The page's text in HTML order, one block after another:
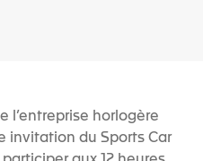
l’entreprise horlogère
invitation du Sports Car